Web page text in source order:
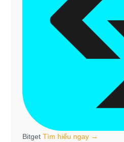
Bitget Tìm hiểu ngay →